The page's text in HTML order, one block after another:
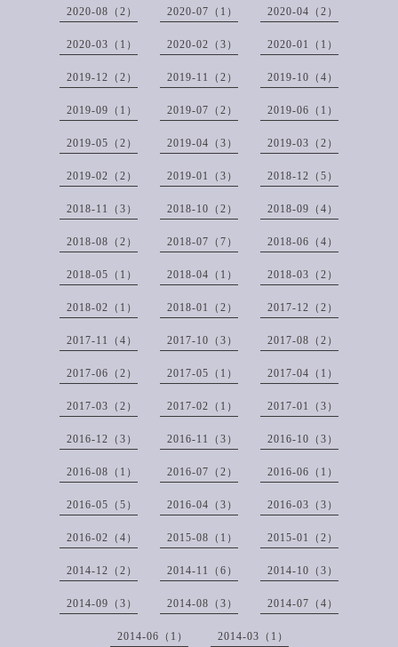
2020-08（2） 2020-07（1） 2020-04（2）
2020-03（1） 2020-02（3） 2020-01（1）
2019-12（2） 2019-11（2） 2019-10（4）
2019-09（1） 2019-07（2） 2019-06（1）
2019-05（2） 2019-04（3） 2019-03（2）
2019-02（2） 2019-01（3） 2018-12（5）
2018-11（3） 2018-10（2） 2018-09（4）
2018-08（2） 2018-07（7） 2018-06（4）
2018-05（1） 2018-04（1） 2018-03（2）
2018-02（1） 2018-01（2） 2017-12（2）
2017-11（4） 2017-10（3） 2017-08（2）
2017-06（2） 2017-05（1） 2017-04（1）
2017-03（2） 2017-02（1） 2017-01（3）
2016-12（3） 2016-11（3） 2016-10（3）
2016-08（1） 2016-07（2） 2016-06（1）
2016-05（5） 2016-04（3） 2016-03（3）
2016-02（4） 2015-08（1） 2015-01（2）
2014-12（2） 2014-11（6） 2014-10（3）
2014-09（3） 2014-08（3） 2014-07（4）
2014-06（1） 2014-03（1）